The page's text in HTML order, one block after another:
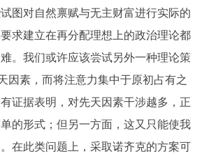
图对自然禀赋与无主财富进行实际的
求建立在再分配理想上的政治理论都
。我们或许应该尝试另外一种理论策
因素，而将注意力集中于原初占有之
证据表明，对先天因素干涉越多，正
的形式；但另一方面，这又只能使我
在此类问题上，采取诺齐克的方案可